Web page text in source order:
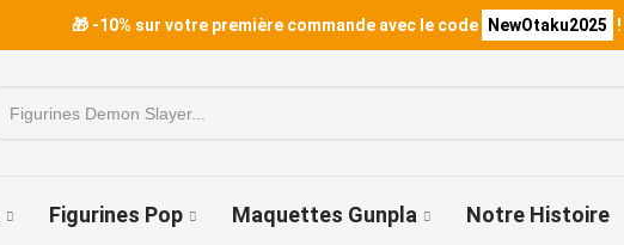
🎁 -10% sur votre première commande avec le code NewOtaku2025
Figurines Pop Maquettes Gunpla Notre Histoire